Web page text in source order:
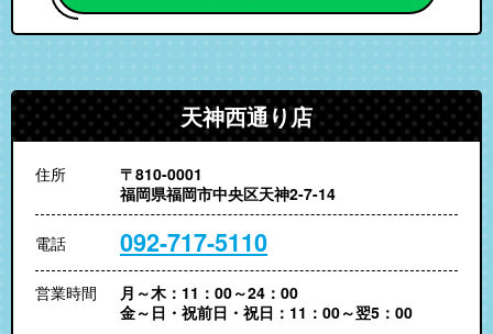
天神西通り店
住所
〒810-0001
福岡県福岡市中央区天神2-7-14
電話 092-717-5110
営業時間
月～木：11：00～24：00
金～日・祝前日・祝日：11：00～翌5：00